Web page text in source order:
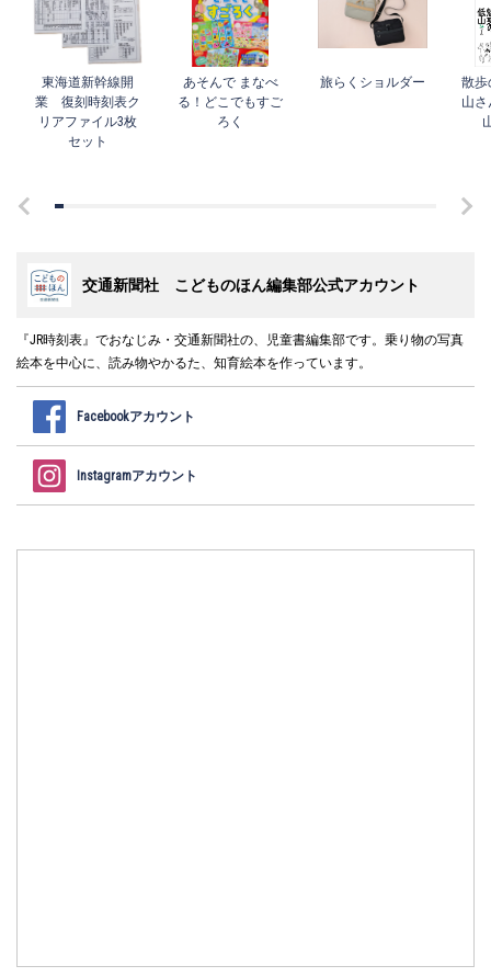
東海道新幹線開
業 復刻時刻表ク
リアファイル3枚
セット
あそんで まなべ
る！どこでもすご
ろく
旅らくショルダー
散歩
山さ
交通新聞社 こどものほん編集部公式アカウント
『JR時刻表』でおなじみ・交通新聞社の、児童書編集部です。乗り物の写真
絵本を中心に、読み物やかるた、知育絵本を作っています。
Facebookアカウント
Instagramアカウント